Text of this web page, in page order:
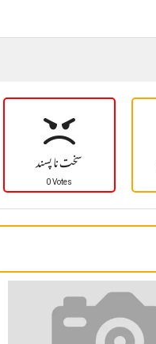
سخت نا پسند
0 Votes